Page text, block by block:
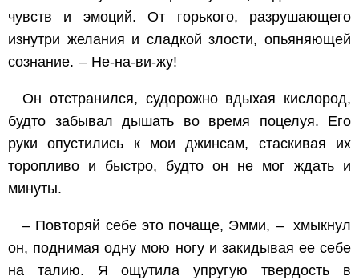
чувств и эмоций. От горького, разрушающего
изнутри желания и сладкой злости, опьяняющей
сознание. – Не-на-ви-жу!
Он отстранился, судорожно вдыхая кислород,
будто забывал дышать во время поцелуя. Его
руки опустились к мои джинсам, стаскивая их
торопливо и быстро, будто он не мог ждать и
минуты.
– Повторяй себе это почаще, Эмми, – хмыкнул
он, поднимая одну мою ногу и закидывая ее себе
на талию. Я ощутила упругую твердость в